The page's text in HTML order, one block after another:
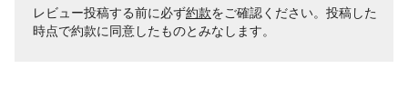
レビュー投稿する前に必ず約款をご確認ください。投稿した
時点で約款に同意したものとみなします。